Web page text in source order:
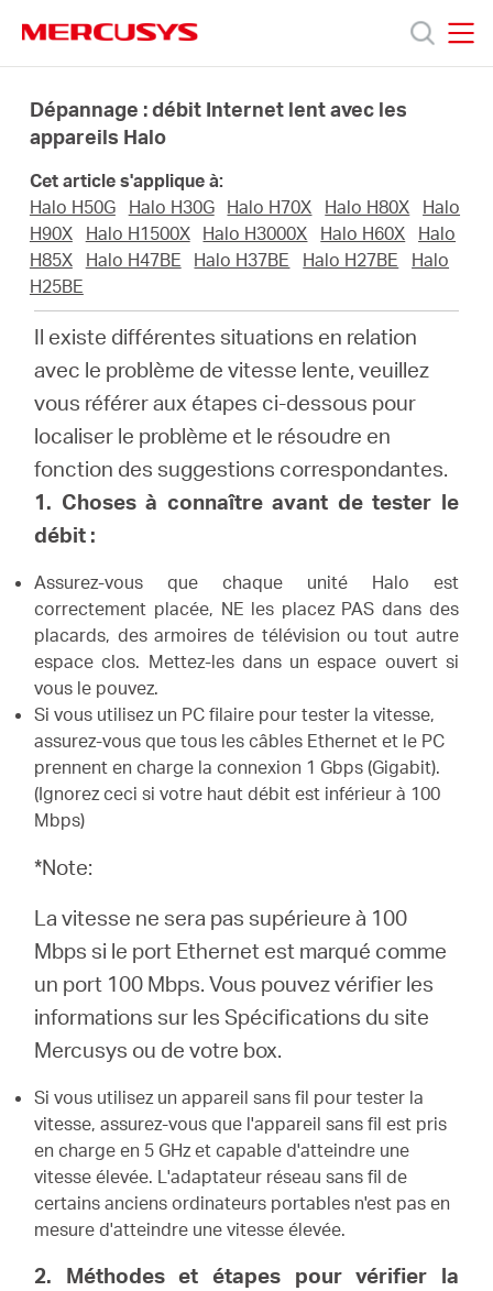
navigation
Produits
propos
Mercusys
France
Français
Dépannage : débit Internet lent avec les
appareils Halo
Cet article s'applique à:
Halo H50G
Halo H30G Halo H70X Halo H80X
Halo
H90X
Halo H1500X Halo H3000X Halo H60X
Halo
H85X
Halo H47BE Halo H37BE Halo H27BE
Halo
H25BE
Il existe différentes situations en relation
avec le problème de vitesse lente, veuillez
vous référer aux étapes ci-dessous pour
localiser le problème et le résoudre en
fonction des suggestions correspondantes.
1. Choses à connaître avant de tester le
débit :
Assurez-vous que chaque unité Halo est
correctement placée, NE les placez PAS dans des
placards, des armoires de télévision ou tout autre
espace clos. Mettez-les dans un espace ouvert si
vous le pouvez.
Si vous utilisez un PC filaire pour tester la vitesse,
assurez-vous que tous les câbles Ethernet et le PC
prennent en charge la connexion 1 Gbps (Gigabit).
(Ignorez ceci si votre haut débit est inférieur à 100
Mbps)
*Note:
La vitesse ne sera pas supérieure à 100
Mbps si le port Ethernet est marqué comme
un port 100 Mbps.Vous pouvez vérifier les
informations sur les Spécifications du site
Mercusys ou de votre box.
Si vous utilisez un appareil sans fil pour tester la
vitesse, assurez-vous que l'appareil sans fil est pris
en charge en 5 GHz et capable d'atteindre une
vitesse élevée. L'adaptateur réseau sans fil de
certains anciens ordinateurs portables n'est pas en
mesure d'atteindre une vitesse élevée.
2. Méthodes et étapes pour vérifier la